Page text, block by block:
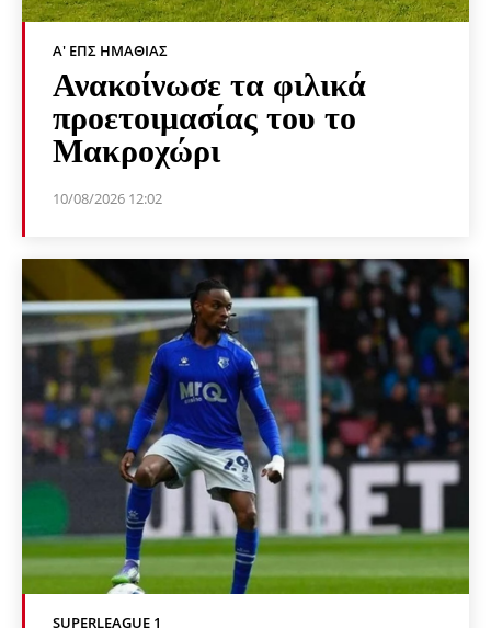
Α' ΕΠΣ ΗΜΑΘΊΑΣ
Ανακοίνωσε τα φιλικά
προετοιμασίας του το
Μακροχώρι
10/08/2026 12:02
SUPERLEAGUE 1